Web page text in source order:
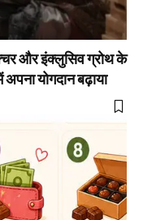
और इंक्लुसिव ग्रोथ के
योगदान बढ़ाया